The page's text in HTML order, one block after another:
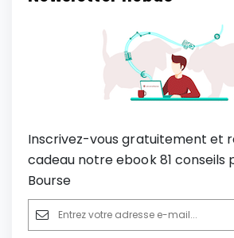
Inscrivez-vous gratuitement et
cadeau notre ebook 81 conseils
Bourse